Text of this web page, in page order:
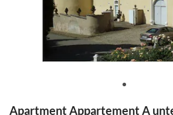
Apartment Appartement A